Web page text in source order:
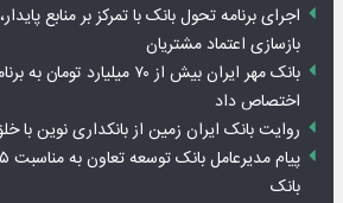
اجرای برنامه تحول بانک با تمرکز بر منابع
بازسازی اعتماد مشتریان
بانک مهر ایران بیش از ۷۰
اختصاص داد
روایت بانک ایران زمین از بانکداری نوین با
بانک